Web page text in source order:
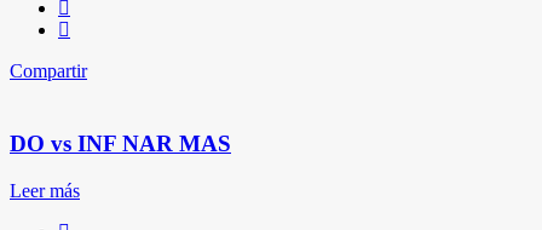
Compartir
DO vs INF NAR MAS
Leer más